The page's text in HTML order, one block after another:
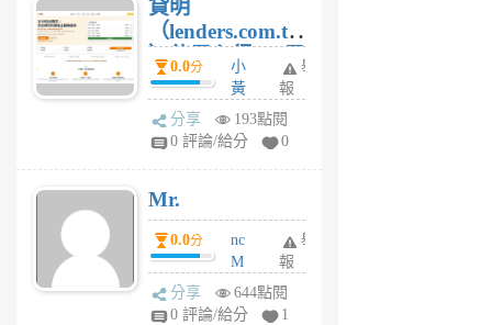
貸明
（lenders.com.tw
）使用心得 — 民
間貸款比較平台
體驗
0.0分
小
黃
蜂
1
舉
報
分享
193點閱
0 評論/給分
0
Mr.
0.0分
nc
M
U
F
舉
報
分享
644點閱
0 評論/給分
1